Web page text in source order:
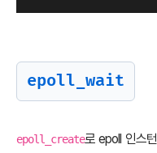
epoll_wait
epoll_create로 epoll 인스